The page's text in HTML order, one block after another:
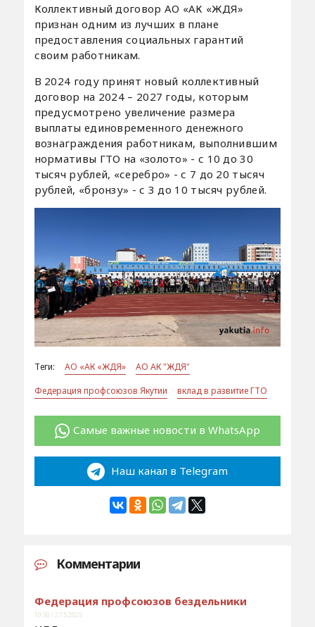
Коллективный договор АО «АК «ЖДЯ»
признан одним из лучших в плане
предоставления социальных гарантий
своим работникам.
В 2024 году принят новый коллективный
договор на 2024 – 2027 годы, которым
предусмотрено увеличение размера
выплаты единовременного денежного
вознаграждения работникам, выполнившим
нормативы ГТО на «золото» - с 10 до 30
тысяч рублей, «серебро» - с 7 до 20 тысяч
рублей, «бронзу» - с 3 до 10 тысяч рублей.
Теги: АО «АК «ЖДЯ»
АО АК "ЖДЯ"
Федерация профсоюзов Якутии
вклад в развитие ГТО
Самые важные новости в WhatsApp
Наш канал в Telegram
Комментарии
Федерация профсоюзов бездельники
10:50 / 27.5.2025